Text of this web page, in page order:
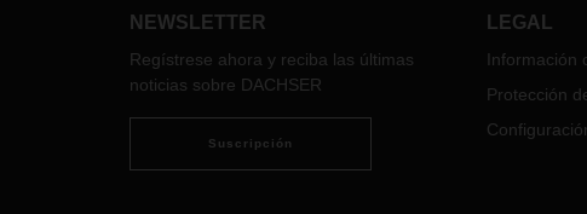
altos estándares de calidad son las
solución integrada de transporte.
18 de
logístico
transporte
para
NEWSLETTER
Regístrese ahora y reciba las últimas
noticias sobre DACHSER
Suscripción
LEGAL
Información
Protección